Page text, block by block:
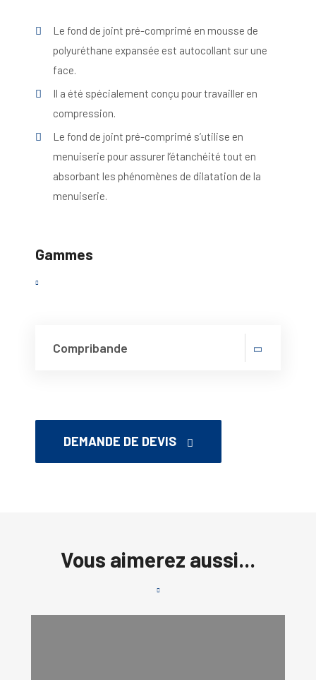
Le fond de joint pré-comprimé en mousse de
polyuréthane expansée est autocollant sur une
face.
Il a été spécialement conçu pour travailler en
compression.
Le fond de joint pré-comprimé s’utilise en
menuiserie pour assurer l’étanchéité tout en
absorbant les phénomènes de dilatation de la
menuiserie.
Gammes
Compribande
DEMANDE DE DEVIS
Vous aimerez aussi...